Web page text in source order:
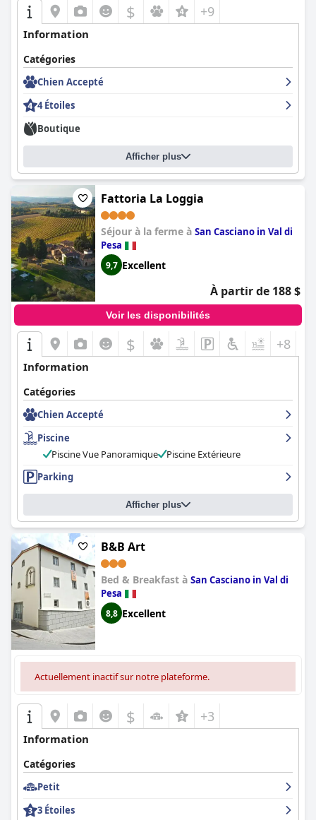
fortement recommandée pour les voyageurs qui cherchent à
profiter du confort, de l'élégance et de la beauté enchanteresse
de la Toscane.
$ +9
Information
Catégories
Chien Accepté
4 Étoiles
Boutique
Afficher plus
Fattoria La Loggia
Séjour à la ferme à San Casciano in Val di
Pesa
9,7 Excellent
À partir de 188 $
Voir les disponibilités
$ +8
Information
Catégories
Chien Accepté
Piscine
Piscine Vue Panoramique
Piscine Extérieure
Parking
Afficher plus
B&B Art
Bed & Breakfast à San Casciano in Val di
Pesa
8,8 Excellent
Actuellement inactif sur notre plateforme.
$ +3
Information
Catégories
Petit
3 Étoiles